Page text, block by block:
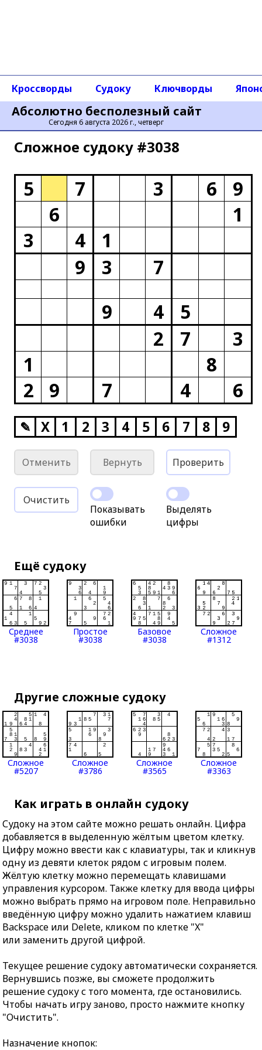
Абсолютно бесполезный сайт
Сегодня 6 августа 2026 г., четверг
Кроссворды Судоку Ключворды
Сложное cудоку #3038
5 7 3 6
9
6
1
3
4
1
9
3
7
9
4
5
2
7
3
1
8
2
9 7 4 6
✎ X 1 2 3 4 5 6 7 8 9
Отменить Вернуть Проверить
Очистить
Показывать
ошибки
Выделять
цифры
Ещё судоку
Среднее
#3038
Простое
#3038
Базовое
#3038
Сложное
#1312
Другие сложные судоку
Сложное
#5207
Сложное
#3786
Сложное
#3565
Сложное
#3363
Как играть в онлайн судоку
Судоку на этом сайте можно решать онлайн. Цифра
добавляется в выделенную жёлтым цветом клетку.
Цифру можно ввести как с клавиатуры, так и кликнув
одну из девяти клеток рядом с игровым полем.
Жёлтую клетку можно перемещать клавишами
управления курсором. Также клетку для ввода цифры
можно выбрать прямо на игровом поле. Неправильно
введённую цифру можно удалить нажатием клавиш
Backspace или Delete, кликом по клетке "X"
или заменить другой цифрой.
Текущее решение судоку автоматически сохраняется.
Вернувшись позже, вы сможете продолжить
решение судоку с того момента, где остановились.
Чтобы начать игру заново, просто нажмите кнопку
"Очистить".
Назначение кнопок: